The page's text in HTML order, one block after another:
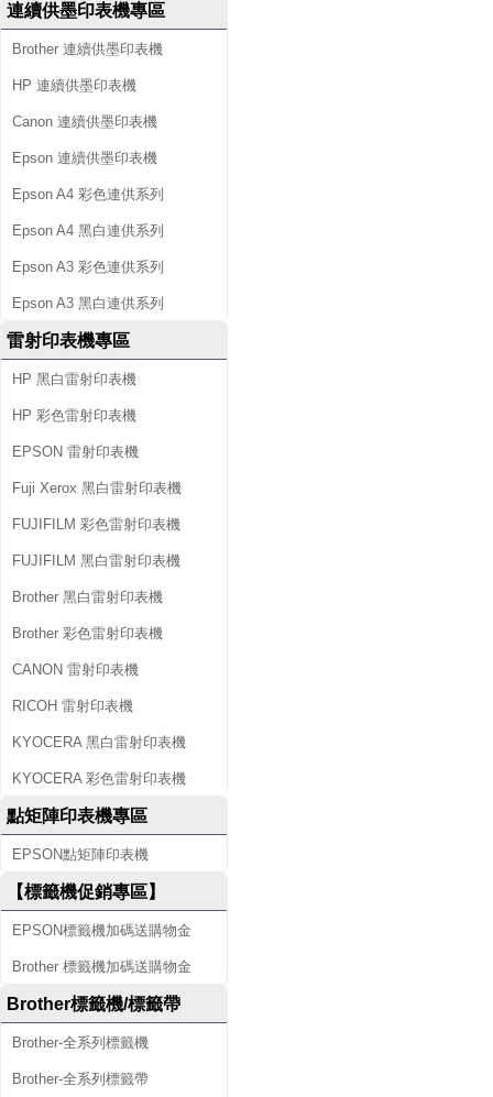
連續供墨印表機專區
Brother 連續供墨印表機
HP 連續供墨印表機
Canon 連續供墨印表機
Epson 連續供墨印表機
Epson A4 彩色連供系列
Epson A4 黑白連供系列
Epson A3 彩色連供系列
Epson A3 黑白連供系列
雷射印表機專區
HP 黑白雷射印表機
HP 彩色雷射印表機
EPSON 雷射印表機
Fuji Xerox 黑白雷射印表機
FUJIFILM 彩色雷射印表機
FUJIFILM 黑白雷射印表機
Brother 黑白雷射印表機
Brother 彩色雷射印表機
CANON 雷射印表機
RICOH 雷射印表機
KYOCERA 黑白雷射印表機
KYOCERA 彩色雷射印表機
點矩陣印表機專區
EPSON點矩陣印表機
【標籤機促銷專區】
EPSON標籤機加碼送購物金
Brother 標籤機加碼送購物金
Brother標籤機/標籤帶
Brother-全系列標籤機
Brother-全系列標籤帶